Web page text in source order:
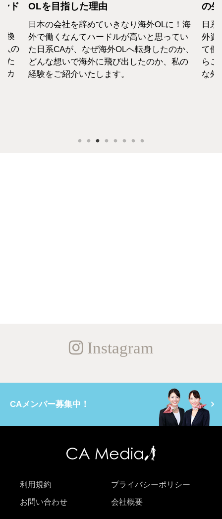
ド
換
人の
た
カ
OLを目指した理由
日本の会社を辞めていきなり海外OLに！海
外で働くなんてハードルが高いと思ってい
た日系CAが、なぜ海外OLへ転身したのか、
どんな想いで海外に飛び出したのか、私の
経験をご紹介いたします。
の
日
外資
て働
らこ
な外
Instagram
CAメンバー募集中！
利用規約 プライバシーポリシー
お問い合わせ 会社概要